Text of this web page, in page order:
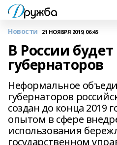
Новости 21 НОЯБРЯ 2019, 06:45
В России
губернаторов
Неформальное
губернаторов
создан до конца 2019
опытом в сфере
использования
государственном